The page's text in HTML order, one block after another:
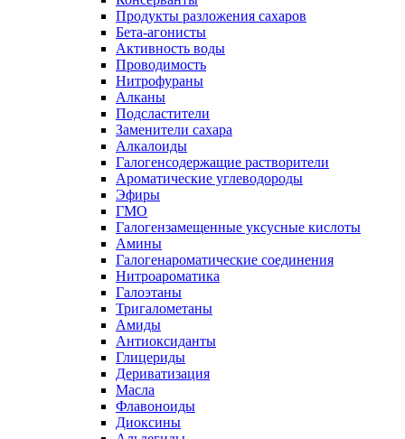
Продукты разложения сахаров
Бета-агонисты
Активность воды
Проводимость
Нитрофураны
Алканы
Подсластители
Заменители сахара
Алкалоиды
Галогенсодержащие растворители
Ароматические углеводороды
Эфиры
ГМО
Галогензамещенные уксусные кислоты
Амины
Галогенароматические соединения
Нитроароматика
Галоэтаны
Тригалометаны
Амиды
Антиоксиданты
Глицериды
Дериватизация
Масла
Флавоноиды
Диоксины